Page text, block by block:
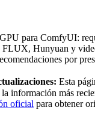
para ComfyUI:
FLUX, Hunyuan y
por
Esta
información más
oficial para obtener